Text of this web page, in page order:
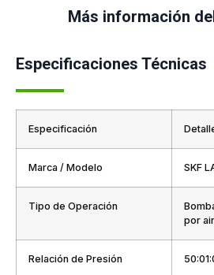
Más información
Especificaciones Técnicas
Especificación
Marca / Modelo SKF
Tipo de Operación
por
Relación de Presión